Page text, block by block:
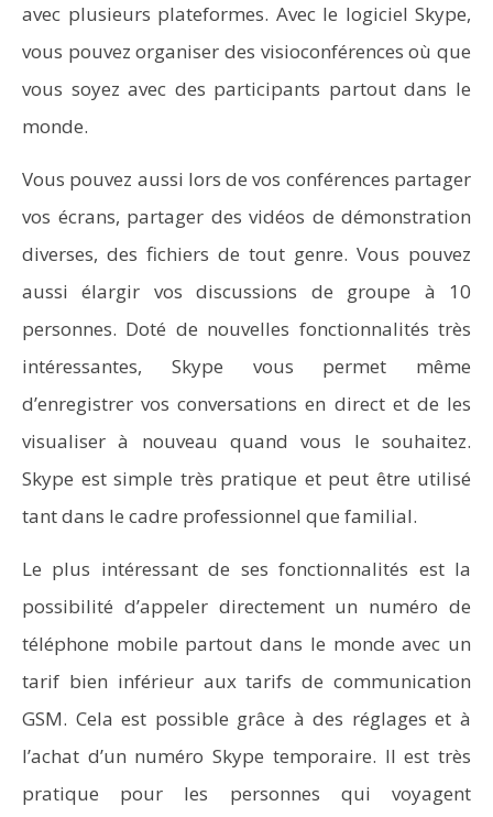
avec plusieurs plateformes. Avec le logiciel Skype,
vous pouvez organiser des visioconférences où que
vous soyez avec des participants partout dans le
monde.
Vous pouvez aussi lors de vos conférences partager
vos écrans, partager des vidéos de démonstration
diverses, des fichiers de tout genre. Vous pouvez
aussi élargir vos discussions de groupe à 10
personnes. Doté de nouvelles fonctionnalités très
intéressantes, Skype vous permet même
d’enregistrer vos conversations en direct et de les
visualiser à nouveau quand vous le souhaitez.
Skype est simple très pratique et peut être utilisé
tant dans le cadre professionnel que familial.
Le plus intéressant de ses fonctionnalités est la
possibilité d’appeler directement un numéro de
téléphone mobile partout dans le monde avec un
tarif bien inférieur aux tarifs de communication
GSM. Cela est possible grâce à des réglages et à
l’achat d’un numéro Skype temporaire. Il est très
pratique pour les personnes qui voyagent